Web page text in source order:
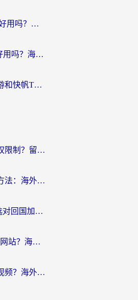
云极和Unblock Youku好用吗？海外党亲测+2026回国加速器避坑指南
ChickCN和海外回国好用吗？海外党2026亲测：从手游到影音，选对加速器的3个关键
海外党必看：雷神手游和快帆TV版好用吗？3步选对回国加速器不踩坑
酷狗在海外用怎么版权限制？留学生亲测：3步解决听国内音乐难题
国外用微信加速器的方法：海外党无缝连接国内生活的实用指南
国外看芒果tv总卡？选对回国加速器，轻松追《浪姐》不费劲
在国外怎么看nba直播网站？海外党专属体育观赛指南，告别地区限制！
国外怎么看手机腾讯视频？海外党亲测有效的追剧加速器选择指南